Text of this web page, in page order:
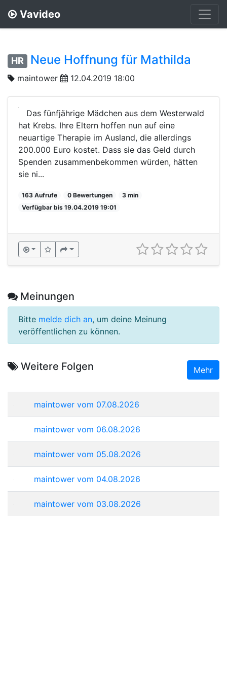
Vavideo
HR Neue Hoffnung für Mathilda
maintower 12.04.2019 18:00
Das fünfjährige Mädchen aus dem Westerwald
hat Krebs. Ihre Eltern hoffen nun auf eine
neuartige Therapie im Ausland, die allerdings
200.000 Euro kostet. Dass sie das Geld durch
Spenden zusammenbekommen würden, hätten
sie ni...
163 Aufrufe 0 Bewertungen
3 min
Verfügbar bis 19.04.2019 19:01
Meinungen
Bitte melde dich an, um deine Meinung
veröffentlichen zu können.
Weitere Folgen Mehr
maintower vom 07.08.2026
maintower vom 06.08.2026
maintower vom 05.08.2026
maintower vom 04.08.2026
maintower vom 03.08.2026